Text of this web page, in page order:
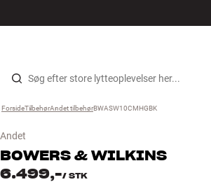
Gå til indhold
Højtaler
Høretelefoner
Forside ›
Tilbehør ›
Andet tilbehør ›
BWASW10CMHGBK
Andet
BOWERS & WILKINS
6.499,-/ STK